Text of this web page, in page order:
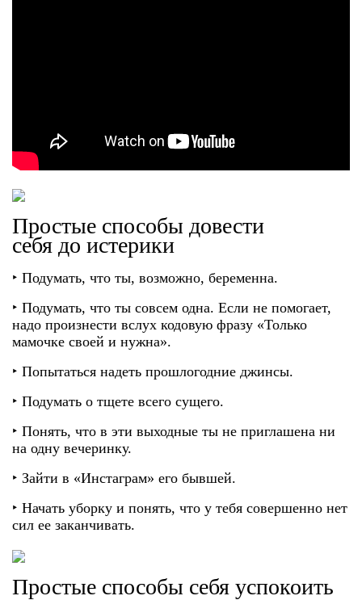
Простые способы довести
себя до истерики
‣ Подумать, что ты, возможно, беременна.
‣ Подумать, что ты совсем одна. Если не помогает,
надо произнести вслух кодовую фразу «Только
мамочке своей и нужна».
‣ Попытаться надеть прошлогодние джинсы.
‣ Подумать о тщете всего сущего.
‣ Понять, что в эти выходные ты не приглашена ни
на одну вечеринку.
‣ Зайти в «Инстаграм» его бывшей.
‣ Начать уборку и понять, что у тебя совершенно нет
сил ее заканчивать.
Простые способы себя успокоить